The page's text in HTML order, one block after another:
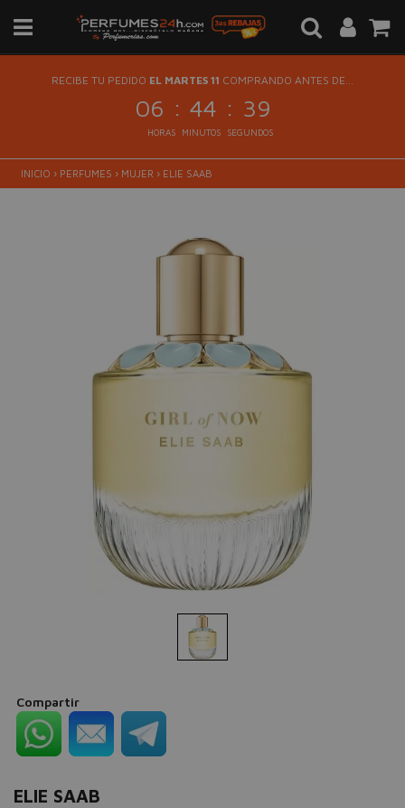
RECIBE TU PEDIDO EL MARTES 11 COMPRANDO ANTES DE...
06 : 44 : 39
HORAS MINUTOS SEGUNDOS
INICIO › PERFUMES › MUJER › ELIE SAAB
Compartir
ELIE SAAB